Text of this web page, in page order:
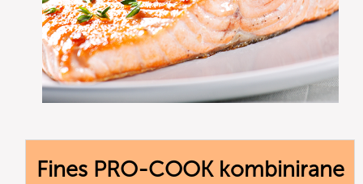
Fines PRO-COOK kombinirane